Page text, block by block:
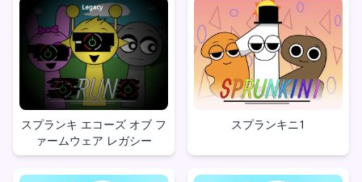
スプランキ エコーズ オブ フ
ァームウェア レガシー
スプランキニ1